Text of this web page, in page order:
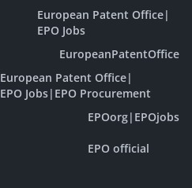
European Patent Office|
EPO Jobs
EuropeanPatentOffice
European Patent Office|
EPO Jobs| EPO Procurement
EPOorg| EPOjobs
EPO official